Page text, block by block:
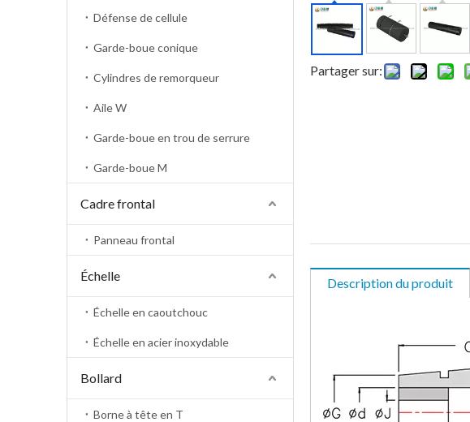
Défense de cellule
Garde-boue conique
Cylindres de remorqueur
Aile W
Garde-boue en trou de serrure
Garde-boue M
Cadre frontal
Panneau frontal
Échelle
Échelle en caoutchouc
Échelle en acier inoxydable
Bollard
Borne à tête en T
Partager sur:
Description du produit